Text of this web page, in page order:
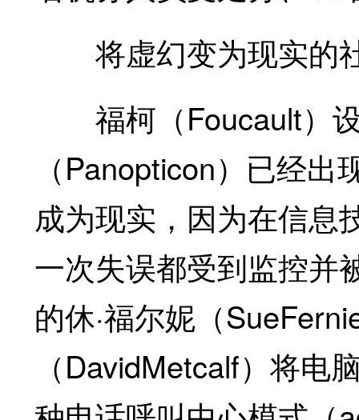
将虚幻变为现实的
福柯（Foucault）设
（Panopticon）已经
成为现实，因为在信息
一次失误都受到监控并
的休·福尔妮（
（DavidMetcalf）将电